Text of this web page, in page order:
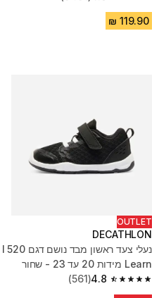
4.8 out of 5 stars from 3431 reviews
OUTLET
DECATHLON
נעלי צעד ראשון מבד נושם דגם 520 I
Learn מידות 20 עד 23 - שחור
4.8
4.8 out of 5 stars from 561 reviews
(561)